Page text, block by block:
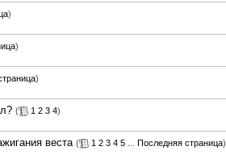
)
)
)
( 1 2 3 4)
веста ( 1 2 3 4 5 Последняя страница)